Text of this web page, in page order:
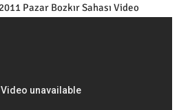
Pazar Bozkır Sahası Video